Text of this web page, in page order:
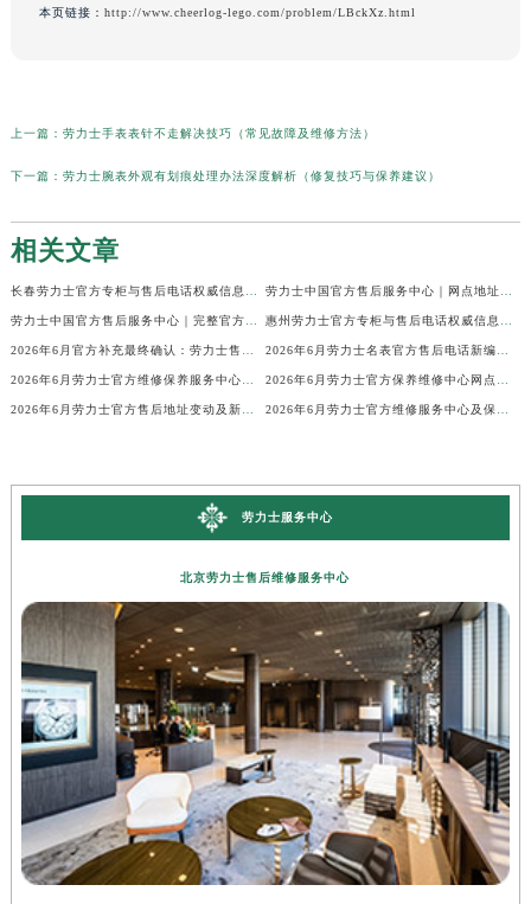
本页链接： http://www.cheerlog-lego.com/problem/LBckXz.html
上一篇： 劳力士手表表针不走解决技巧（常见故障及维修方法）
下一篇： 劳力士腕表外观有划痕处理办法深度解析（修复技巧与保养建议）
相关文章
劳力士服务中心
北京劳力士售后维修服务中心